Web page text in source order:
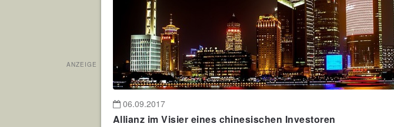
06.09.2017
Allianz im Visier eines chinesischen Investoren
ANZEIGE